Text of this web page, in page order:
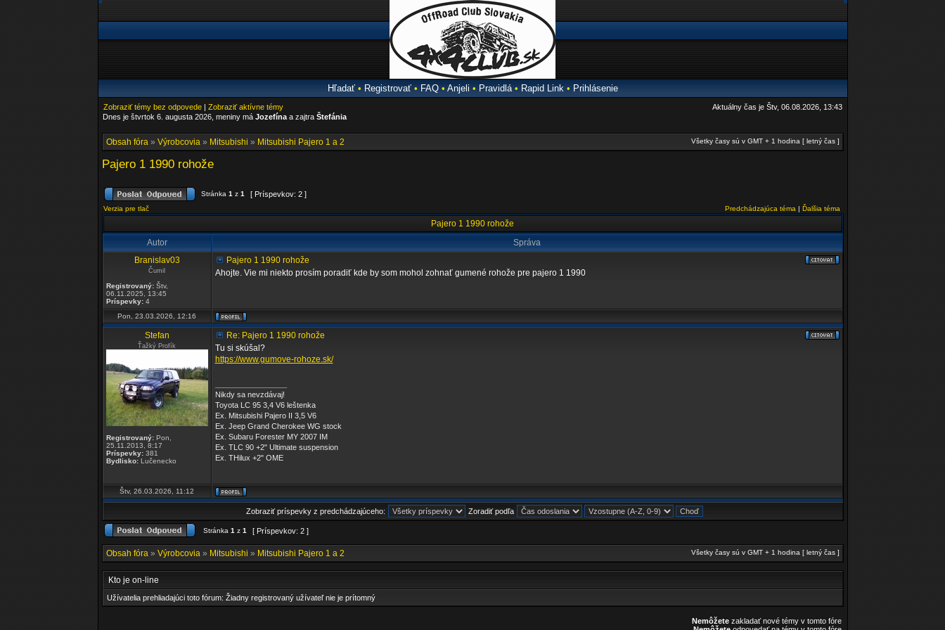
Hľadať• Registrovať• FAQ• Anjeli • Pravidlá• Rapid Link • Prihlásenie
Zobraziť témy bez odpovede| Zobraziť aktívne témy
Aktuálny čas je Štv, 06.08.2026, 13:43
Dnes je štvrtok 6. augusta 2026, meniny má Jozefínaa zajtra Štefánia
Obsah fóra» Výrobcovia» Mitsubishi » Mitsubishi Pajero 1 a 2 Všetky časy sú v GMT + 1 hodina [ letný čas ]
Pajero 1 1990 rohože
Stránka 1 z 1 [ Príspevkov: 2 ]
Verzia pre tlač Predchádzajúca téma | Ďalšia téma
Pajero 1 1990 rohože
Autor
Správa
Branislav03
Čumil
Registrovaný:Štv,
06.11.2025, 13:45
Príspevky:4
Pajero 1 1990 rohože
Ahojte. Vie mi niekto prosím poradiť kde by som mohol zohnať gumené rohože pre pajero 1 1990
Pon, 23.03.2026, 12:16
Stefan
Ťažký Profík
Registrovaný:Pon,
25.11.2013, 8:17
Príspevky:381
Bydlisko:Lučenecko
Re: Pajero 1 1990 rohože
Tu si skúšal?
https://www.gumove-rohoze.sk/
Nikdy sa nevzdávaj!
Toyota LC 95 3,4 V6 leštenka
Ex. Mitsubishi Pajero II 3,5 V6
Ex. Jeep Grand Cherokee WG stock
Ex. Subaru Forester MY 2007 IM
Ex. TLC 90 +2" Ultimate suspension
Ex. THilux +2" OME
Štv, 26.03.2026, 11:12
Zobraziť príspevky z predchádzajúceho: Zoradiť podľa
Stránka 1 z 1 [ Príspevkov: 2 ]
Obsah fóra» Výrobcovia» Mitsubishi » Mitsubishi Pajero 1 a 2 Všetky časy sú v GMT + 1 hodina [ letný čas ]
Kto je on-line
Užívatelia prehliadajúci toto fórum: Žiadny registrovaný užívateľ nie je prítomný
Nemôžetezakladať nové témy v tomto fóre